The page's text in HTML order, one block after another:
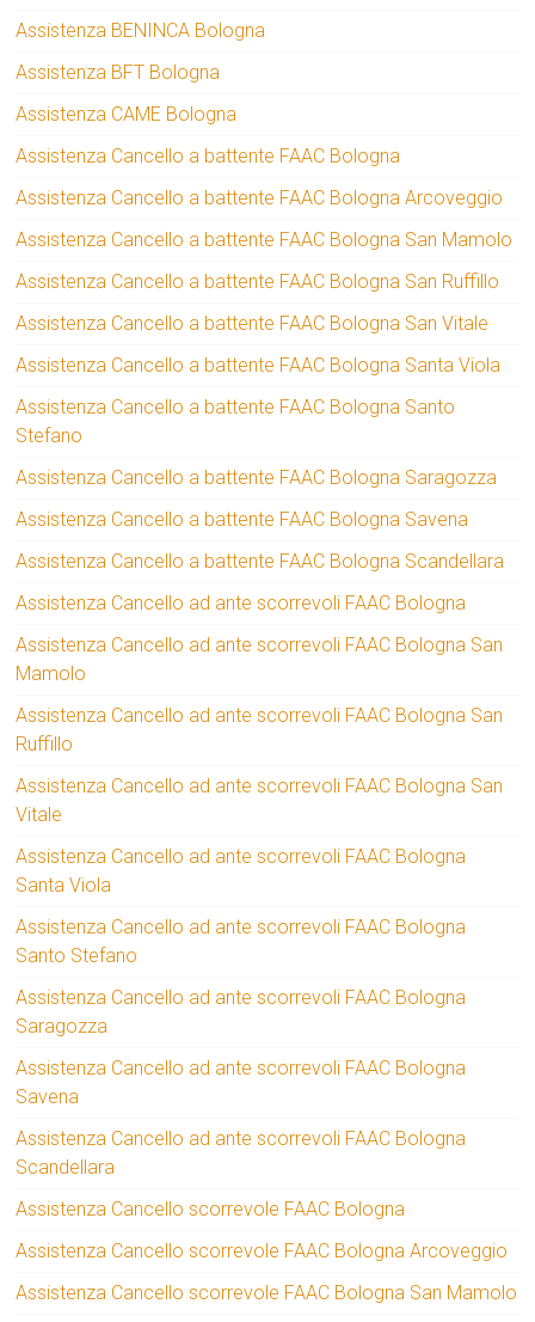
Assistenza BENINCA Bologna
Assistenza BFT Bologna
Assistenza CAME Bologna
Assistenza Cancello a battente FAAC Bologna
Assistenza Cancello a battente FAAC Bologna Arcoveggio
Assistenza Cancello a battente FAAC Bologna San Mamolo
Assistenza Cancello a battente FAAC Bologna San Ruffillo
Assistenza Cancello a battente FAAC Bologna San Vitale
Assistenza Cancello a battente FAAC Bologna Santa Viola
Assistenza Cancello a battente FAAC Bologna Santo
Stefano
Assistenza Cancello a battente FAAC Bologna Saragozza
Assistenza Cancello a battente FAAC Bologna Savena
Assistenza Cancello a battente FAAC Bologna Scandellara
Assistenza Cancello ad ante scorrevoli FAAC Bologna
Assistenza Cancello ad ante scorrevoli FAAC Bologna San
Mamolo
Assistenza Cancello ad ante scorrevoli FAAC Bologna San
Ruffillo
Assistenza Cancello ad ante scorrevoli FAAC Bologna San
Vitale
Assistenza Cancello ad ante scorrevoli FAAC Bologna
Santa Viola
Assistenza Cancello ad ante scorrevoli FAAC Bologna
Santo Stefano
Assistenza Cancello ad ante scorrevoli FAAC Bologna
Saragozza
Assistenza Cancello ad ante scorrevoli FAAC Bologna
Savena
Assistenza Cancello ad ante scorrevoli FAAC Bologna
Scandellara
Assistenza Cancello scorrevole FAAC Bologna
Assistenza Cancello scorrevole FAAC Bologna Arcoveggio
Assistenza Cancello scorrevole FAAC Bologna San Mamolo